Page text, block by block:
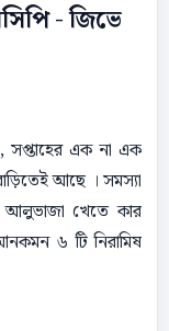
- জিভে
সপ্তাহের এক না এক
আছে । সমস্যা
খেতে কার
৬ টি নিরামিষ